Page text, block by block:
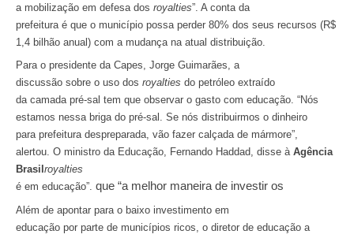
a mobilização em defesa dos royalties”. A conta da
prefeitura é que o município possa perder 80% dos seus recursos (R$
1,4 bilhão anual) com a mudança na atual distribuição.
Para o presidente da Capes, Jorge Guimarães, a
discussão sobre o uso dos royalties do petróleo extraído
da camada pré-sal tem que observar o gasto com educação. “Nós
estamos nessa briga do pré-sal. Se nós distribuirmos o dinheiro
para prefeitura despreparada, vão fazer calçada de mármore”,
alertou. O ministro da Educação, Fernando Haddad, disse à Agência
Brasil royalties
é em educação”. que “a melhor maneira de investir os
Além de apontar para o baixo investimento em
educação por parte de municípios ricos, o diretor de educação a